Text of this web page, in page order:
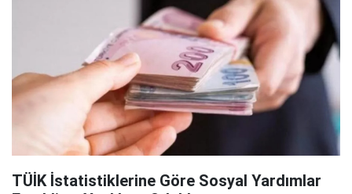
TÜİK İstatistiklerine Göre Sosyal Yardımlar